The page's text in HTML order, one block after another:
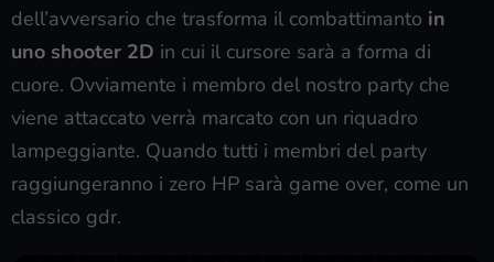
dell’avversario che trasforma il combattimanto in
uno shooter 2D in cui il cursore sarà a forma di
cuore. Ovviamente i membro del nostro party che
viene attaccato verrà marcato con un riquadro
lampeggiante. Quando tutti i membri del party
raggiungeranno i zero HP sarà game over, come un
classico gdr.